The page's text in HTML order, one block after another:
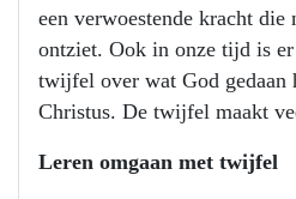
een verwoestende kracht die
ontziet. Ook in onze tijd is er
twijfel over wat God gedaan
Christus. De twijfel maakt
Leren omgaan met twijfel